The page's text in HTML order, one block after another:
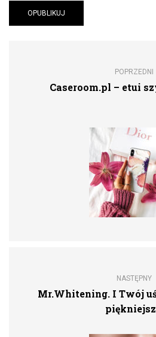
POPRZEDNI
Caseroom.pl – etui
NASTĘPNY
Mr.Whitening. I Twój